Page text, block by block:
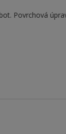
Povrchová